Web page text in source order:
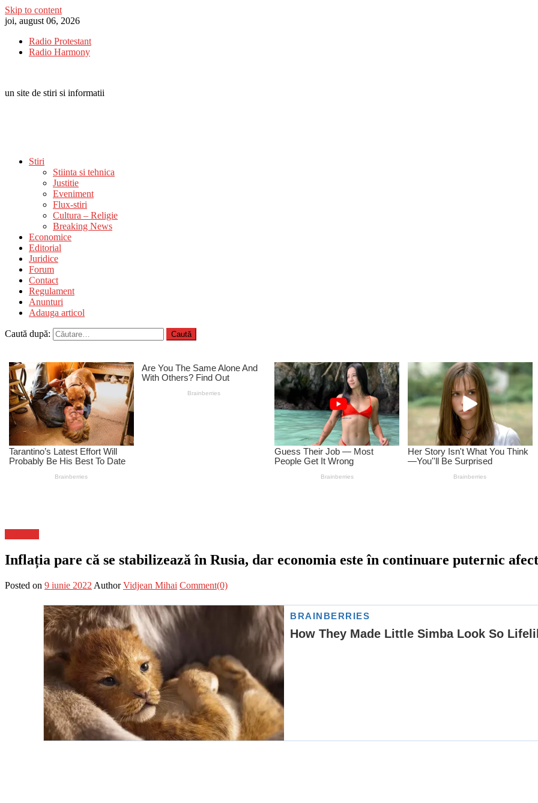
Skip to content
joi, august 06, 2026
Radio Protestant
Radio Harmony
un site de stiri si informatii
Stiri
Stiinta si tehnica
Justitie
Eveniment
Flux-stiri
Cultura – Religie
Breaking News
Economice
Editorial
Juridice
Forum
Contact
Regulament
Anunturi
Adauga articol
Caută după:
Inflația pare că se stabilizează în Rusia, dar economia este în continuare puternic
Posted on 9 iunie 2022 Author Vidjean Mihai Comment(0)